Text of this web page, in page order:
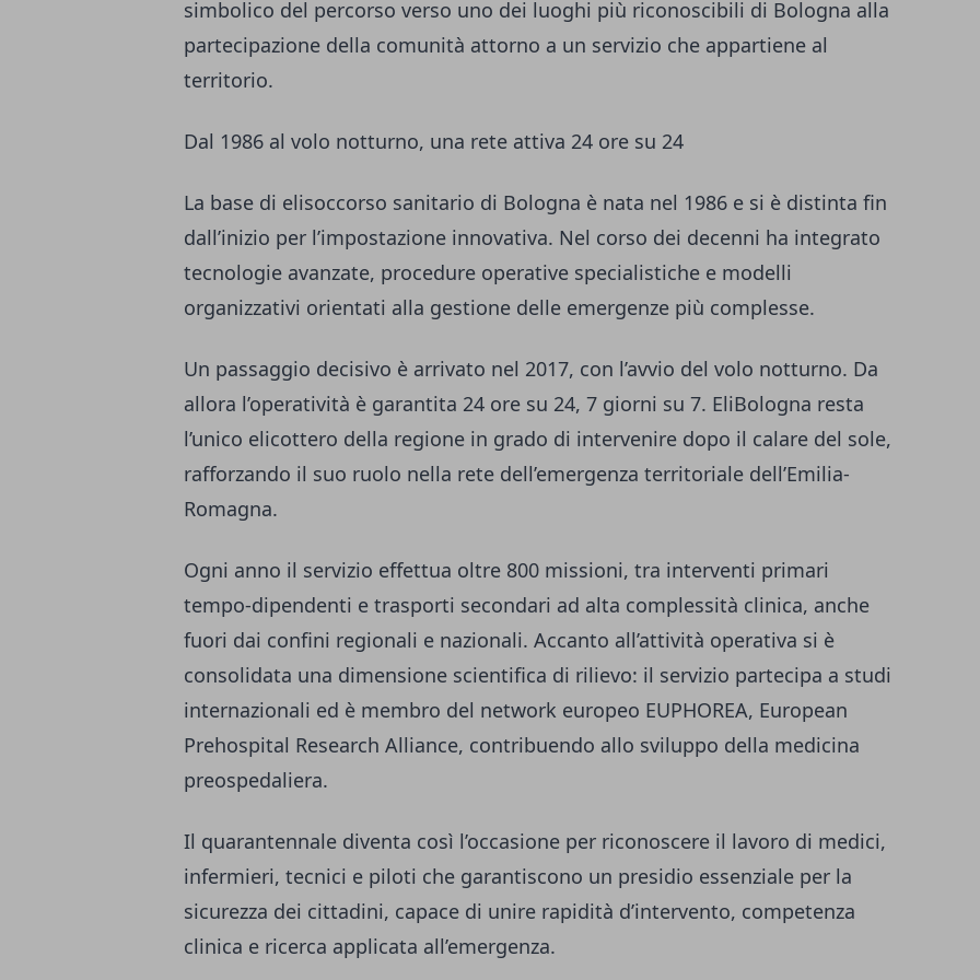
simbolico del percorso verso uno dei luoghi più riconoscibili di Bologna alla
partecipazione della comunità attorno a un servizio che appartiene al
territorio.
Dal 1986 al volo notturno, una rete attiva 24 ore su 24
La base di elisoccorso sanitario di Bologna è nata nel 1986 e si è distinta fin
dall’inizio per l’impostazione innovativa. Nel corso dei decenni ha integrato
tecnologie avanzate, procedure operative specialistiche e modelli
organizzativi orientati alla gestione delle emergenze più complesse.
Un passaggio decisivo è arrivato nel 2017, con l’avvio del volo notturno. Da
allora l’operatività è garantita 24 ore su 24, 7 giorni su 7. EliBologna resta
l’unico elicottero della regione in grado di intervenire dopo il calare del sole,
rafforzando il suo ruolo nella rete dell’emergenza territoriale dell’Emilia-
Romagna.
Ogni anno il servizio effettua oltre 800 missioni, tra interventi primari
tempo-dipendenti e trasporti secondari ad alta complessità clinica, anche
fuori dai confini regionali e nazionali. Accanto all’attività operativa si è
consolidata una dimensione scientifica di rilievo: il servizio partecipa a studi
internazionali ed è membro del network europeo EUPHOREA, European
Prehospital Research Alliance, contribuendo allo sviluppo della medicina
preospedaliera.
Il quarantennale diventa così l’occasione per riconoscere il lavoro di medici,
infermieri, tecnici e piloti che garantiscono un presidio essenziale per la
sicurezza dei cittadini, capace di unire rapidità d’intervento, competenza
clinica e ricerca applicata all’emergenza.